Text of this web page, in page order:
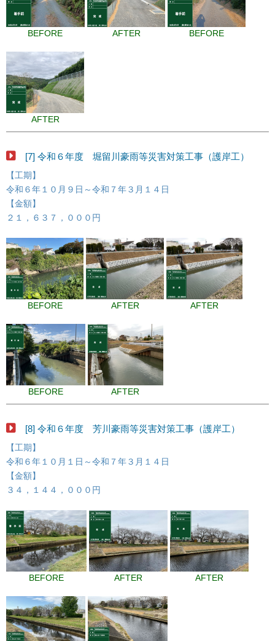
BEFORE AFTER BEFORE
AFTER
[7] 令和６年度 堀留川豪雨等災害対策工事（護岸工）
【工期】
令和６年１０月９日～令和７年３月１４日
【金額】
２１，６３７，０００円
BEFORE AFTER AFTER
BEFORE AFTER
[8] 令和６年度 芳川豪雨等災害対策工事（護岸工）
【工期】
令和６年１０月１日～令和７年３月１４日
【金額】
３４，１４４，０００円
BEFORE AFTER AFTER